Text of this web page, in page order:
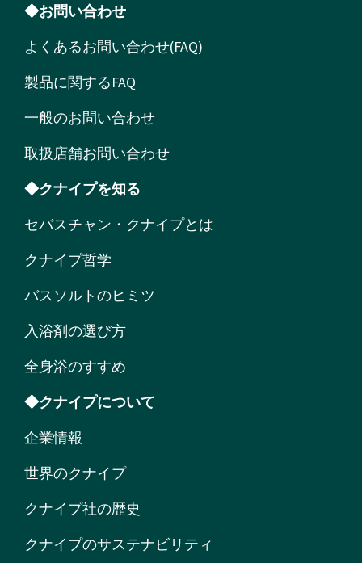
◆お問い合わせ
よくあるお問い合わせ(FAQ)
製品に関するFAQ
一般のお問い合わせ
取扱店舗お問い合わせ
◆クナイプを知る
セバスチャン・クナイプとは
クナイプ哲学
バスソルトのヒミツ
入浴剤の選び方
全身浴のすすめ
◆クナイプについて
企業情報
世界のクナイプ
クナイプ社の歴史
クナイプのサステナビリティ